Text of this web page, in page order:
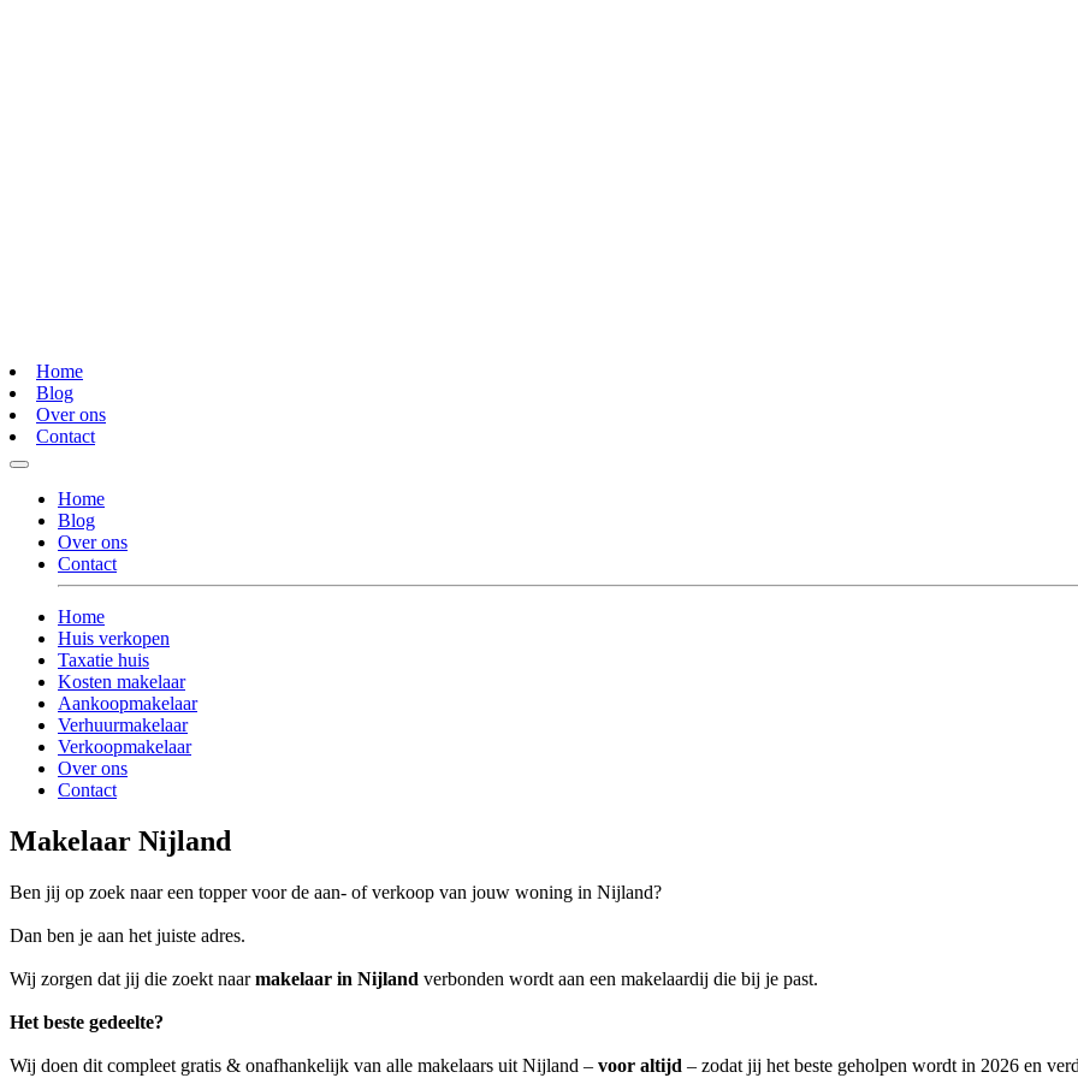
Home
Blog
Over ons
Contact
Home
Blog
Over ons
Contact
Home
Huis verkopen
Taxatie huis
Kosten makelaar
Aankoopmakelaar
Verhuurmakelaar
Verkoopmakelaar
Over ons
Contact
Makelaar Nijland
Ben jij op zoek naar een topper voor de aan- of verkoop van jouw woning in Nijland?
Dan ben je aan het juiste adres.
Wij zorgen dat jij die zoekt naarmakelaar in Nijland verbonden wordt aan een makelaardij die bij je past.
Het beste gedeelte?
Wij doen dit compleet gratis & onafhankelijk van alle makelaars uit Nijland – voor altijd – zodat jij het beste geholpen wordt in 2026 en